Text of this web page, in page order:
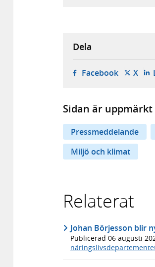
Dela
Facebook- öppnas
X-
Sidan är
Pressmeddelande
Miljö och klimat
Relaterat
Johan Börjesson blir
Publicerad 06 augusti